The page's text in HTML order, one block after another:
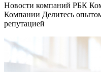
Новости компаний РБК
Компании Делитесь
репутацией